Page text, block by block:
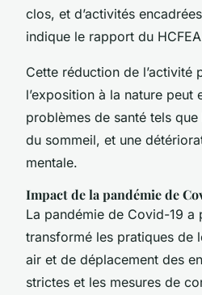
clos, et d’activités
indique le rapport du
Cette réduction de l’activité
l’exposition à la nature peut
problèmes de santé tels
du sommeil, et une
mentale.
Impact de la pandémie de
La pandémie de Covid-19 a
transformé les pratiques de
air et de déplacement des
strictes et les mesures de